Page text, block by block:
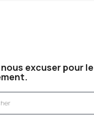
excuser pour le